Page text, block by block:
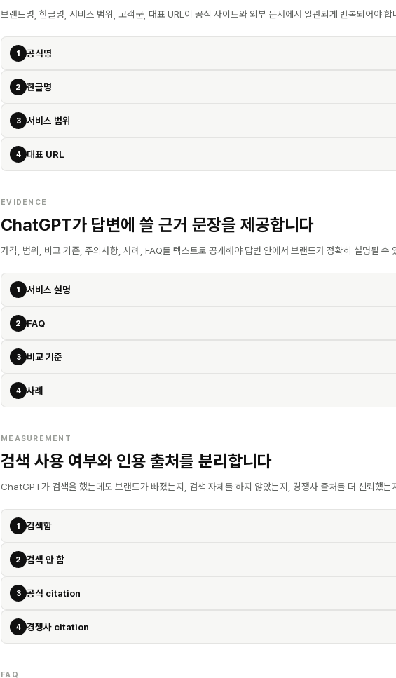
브랜드명, 한글명, 서비스 범위, 고객군, 대표 URL이 공식 사이트와 외부 문서에서 일관되게 반복되어야 합
1 공식명
2 한글명
3 서비스 범위
4 대표 URL
EVIDENCE
ChatGPT가 답변에 쓸 근거 문장을 제공합니다
가격, 범위, 비교 기준, 주의사항, 사례, FAQ를 텍스트로 공개해야 답변 안에서 브랜드가 정확히 설명될 수
1 서비스 설명
2 FAQ
3 비교 기준
4 사례
MEASUREMENT
검색 사용 여부와 인용 출처를 분리합니다
ChatGPT가 검색을 했는데도 브랜드가 빠졌는지, 검색 자체를 하지 않았는지, 경쟁사 출처를 더 신뢰했는
1 검색함
2 검색 안 함
3 공식 citation
4 경쟁사 citation
FAQ